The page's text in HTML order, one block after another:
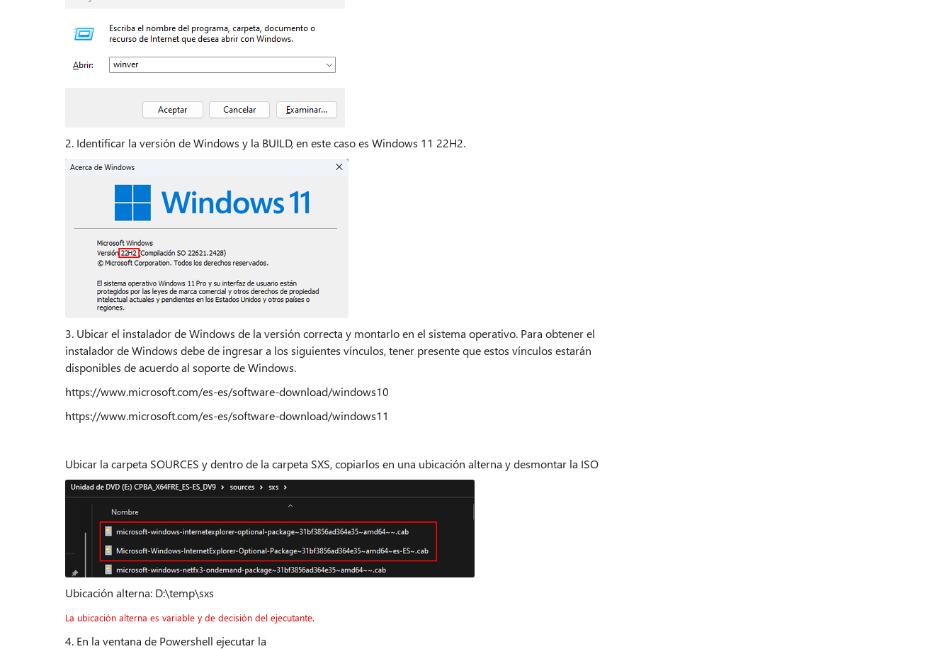
2. Identificar la versión de Windows y la BUILD, en este caso es Windows 11 22H2.
3. Ubicar el instalador de Windows de la versión correcta y montarlo en el sistema operativo. Para obtener el
instalador de Windows debe de ingresar a los siguientes vínculos, tener presente que estos vínculos estarán
disponibles de acuerdo al soporte de Windows.
https://www.microsoft.com/es-es/software-download/windows10
https://www.microsoft.com/es-es/software-download/windows11
Ubicar la carpeta SOURCES y dentro de la carpeta SXS, copiarlos en una ubicación alterna y desmontar la ISO
Ubicación alterna: D:\temp\sxs
La ubicación alterna es variable y de decisión del ejecutante.
4. En la ventana de Powershell ejecutar la